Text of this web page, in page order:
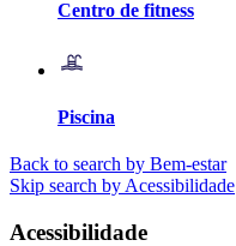
Centro de fitness
Piscina
Back to search by Bem-estar
Skip search by Acessibilidade
Acessibilidade